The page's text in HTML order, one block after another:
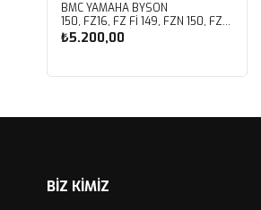
BMC YAMAHA BYSON
150, FZ16, FZ FI 149, FZN 150, FZS
FI V3 KUTU İÇİ PERFORMANS
HAVA FİLTRESİ FM01147
₺5.200,00
BİZ KİMİZ